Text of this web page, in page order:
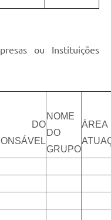
ou Instituições
DO
NOME
DO
GRUPO